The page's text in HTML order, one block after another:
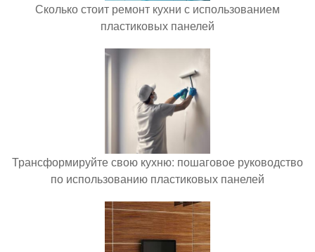
Сколько стоит ремонт кухни с использованием
пластиковых панелей
Трансформируйте свою кухню: пошаговое руководство
по использованию пластиковых панелей